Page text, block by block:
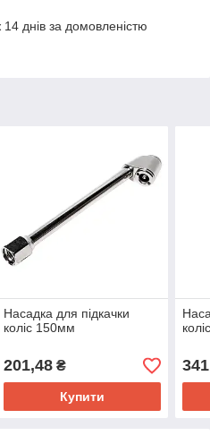
днів за домовленістю
Насадка для підкачки
коліс 150мм
201,48₴
Купити